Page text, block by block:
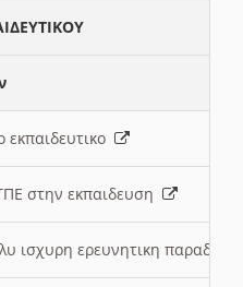
στην εκπαιδευση
ισχυρη ερευνητικη